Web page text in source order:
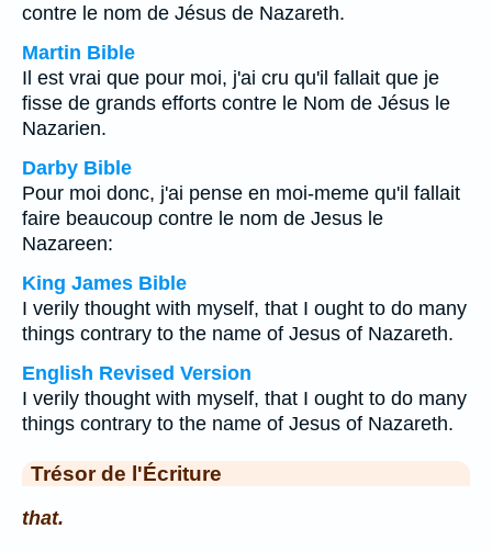
contre le nom de Jésus de Nazareth.
Martin Bible
Il est vrai que pour moi, j'ai cru qu'il fallait que je
fisse de grands efforts contre le Nom de Jésus le
Nazarien.
Darby Bible
Pour moi donc, j'ai pense en moi-meme qu'il fallait
faire beaucoup contre le nom de Jesus le
Nazareen:
King James Bible
I verily thought with myself, that I ought to do many
things contrary to the name of Jesus of Nazareth.
English Revised Version
I verily thought with myself, that I ought to do many
things contrary to the name of Jesus of Nazareth.
Trésor de l'Écriture
that.